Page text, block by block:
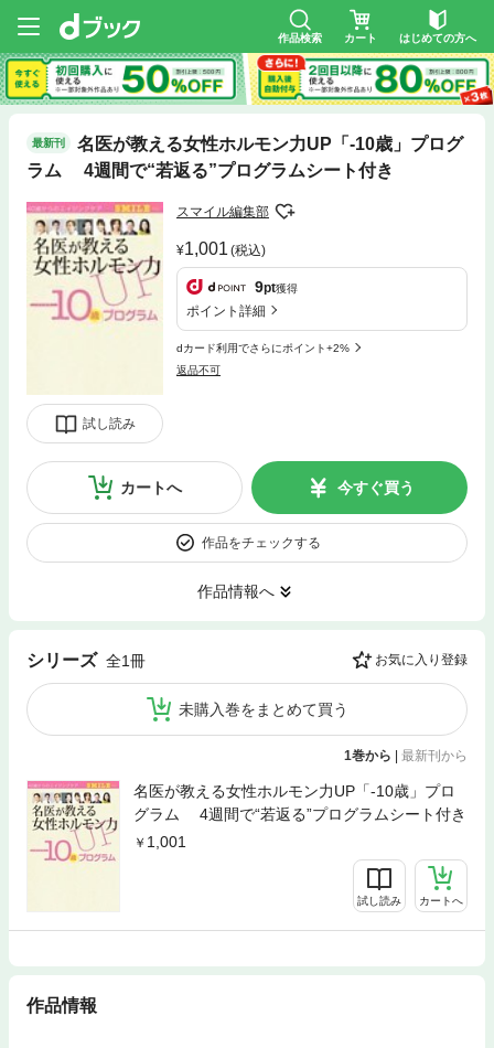
作品検索 カート はじめての方へ
最新刊
名医が教える女性ホルモン力UP「-10歳」プログ
ラム 4週間で“若返る”プログラムシート付き
試し読み
スマイル編集部
1,001 (税込)
9pt獲得
ポイント詳細
dカード利用でさらにポイント+2%
返品不可
カートへ 今すぐ買う
作品をチェックする
作品情報へ
シリーズ 全1冊 お気に入り登録
未購入巻をまとめて買う
1巻から 最新刊から
名医が教える女性ホルモン力UP「-10歳」プロ
グラム 4週間で“若返る”プログラムシート付き
1,001
試し読み カートへ
作品情報